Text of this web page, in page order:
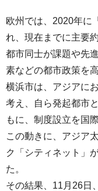
欧州では、2020年に
れ、現在までに主要
都市同士が課題や先
素などの都市政策を
横浜市は、アジアに
考え、自ら発起都市
もに、制度設立を国
この動きに、アジア
ク「シティネット」
た。
その結果、11月26日